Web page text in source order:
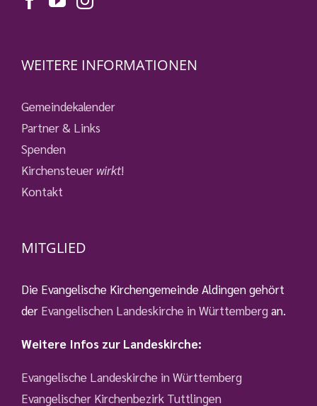
WEITERE INFORMATIONEN
Gemeindekalender
Partner & Links
Spenden
Kirchensteuer wirkt!
Kontakt
MITGLIED
Die Evangelische Kirchengemeinde Aldingen gehört
der Evangelischen Landeskirche in Württemberg an.
Weitere Infos zur Landeskirche:
Evangelische Landeskirche in Württemberg
Evangelischer Kirchenbezirk Tuttlingen